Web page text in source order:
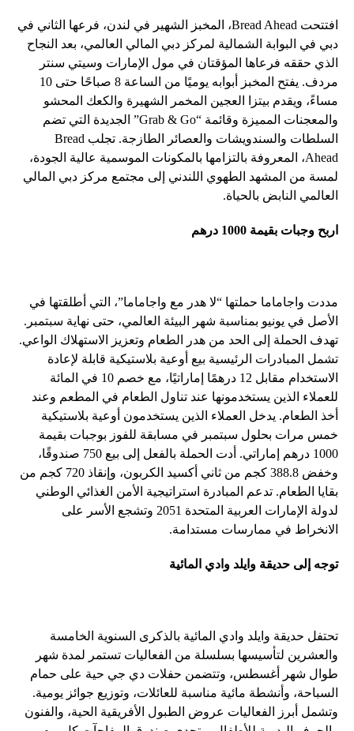
افتتحت Bread Ahead، المخبز الشهير في لندن، فرعها الثاني في
دبي في البوابة الشمالية لمركز دبي المالي العالمي، بعد النجاح
الذي حققه فرعاها المؤقتان في مول الإمارات وسيتي سنتر
مردف. يفتح المخبز أبوابه يوميًا من الساعة 8 صباحًا حتى 10
مساءً، ويقدم بيتزا العجين المخمر الشهيرة والكعك المحشو
والمعجنات المميزة وقائمة “Grab & Go” الجديدة التي تضم
السلطات والسندويشات والعصائر الطازجة. تجلب Bread
Ahead، المعروفة بالتزامها بالمكونات الموسمية عالية الجودة،
لمسة من المشهد الطهوي اللندني إلى مجتمع مركز دبي المالي
العالمي النابض بالحياة.
اربح وجبات بقيمة 1000 درهم
مددت واجاماما حملتها “لا هدر مع واجاماما”، التي أطلقتها في
الأصل في يونيو بمناسبة شهر البيئة العالمي، حتى نهاية سبتمبر.
تهدف الحملة إلى الحد من هدر الطعام وتعزيز الاستهلاك الواعي.
تشمل المبادرات الرئيسية بيع أوعية بلاستيكية قابلة لإعادة
الاستخدام مقابل 12 درهمًا إماراتيًا، مع خصم 10 في المائة
للعملاء الذين يستخدمونها عند تناول الطعام في المطعم وعند
أخذ الطعام. يدخل العملاء الذين يستخدمون أوعية بلاستيكية
خمس مرات بحلول سبتمبر في مسابقة للفوز بوجبات بقيمة
1000 درهم إماراتي. أدت الحملة بالفعل إلى بيع 750 صندوقًا،
وخفض 388.8 كجم من ثاني أكسيد الكربون، وإنقاذ 720 كجم من
بقايا الطعام. تدعم المبادرة استراتيجية الأمن الغذائي الوطني
لدولة الإمارات العربية المتحدة 2051 وتشجع الأسر على
الانخراط في ممارسات مستدامة.
توجه إلى حديقة وايلد وادي المائية
تحتفل حديقة وايلد وادي المائية بالذكرى السنوية الخامسة
والعشرين لتأسيسها بسلسلة من الفعاليات تستمر لمدة شهر
طوال شهر أغسطس، وتتضمن حفلات دي جي حية على حمام
السباحة، وأنشطة مائية مناسبة للعائلات، وتوزيع جوائز يومية.
وتشمل أبرز الفعاليات عروض الطبول الأفريقية الحية، والفنون